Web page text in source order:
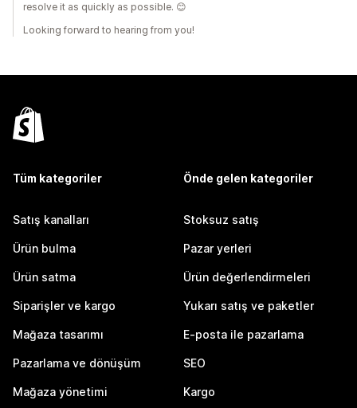
resolve it as quickly as possible. 😊
Looking forward to hearing from you!
Tüm kategoriler
Satış kanalları
Ürün bulma
Ürün satma
Siparişler ve kargo
Mağaza tasarımı
Pazarlama ve dönüşüm
Mağaza yönetimi
Önde gelen kategoriler
Stoksuz satış
Pazar yerleri
Ürün değerlendirmeleri
Yukarı satış ve paketler
E-posta ile pazarlama
SEO
Kargo